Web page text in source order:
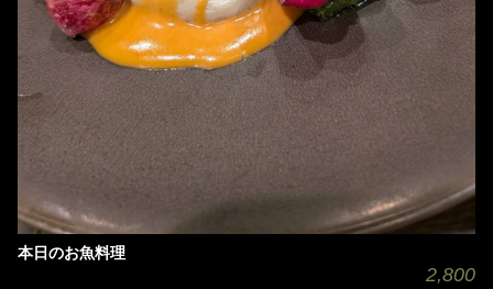
本日のお魚料理
2,800